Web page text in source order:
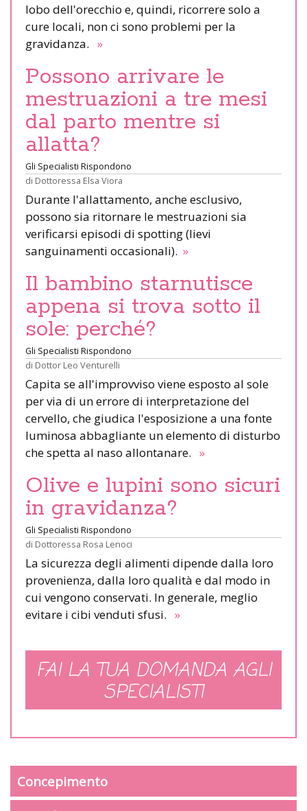
lobo dell'orecchio e, quindi, ricorrere solo a
cure locali, non ci sono problemi per la
gravidanza. »
Possono arrivare le
mestruazioni a tre mesi
dal parto mentre si
allatta?
Gli Specialisti Rispondono
di Dottoressa Elsa Viora
Durante l'allattamento, anche esclusivo,
possono sia ritornare le mestruazioni sia
verificarsi episodi di spotting (lievi
sanguinamenti occasionali). »
Il bambino starnutisce
appena si trova sotto il
sole: perché?
Gli Specialisti Rispondono
di Dottor Leo Venturelli
Capita se all'improvviso viene esposto al sole
per via di un errore di interpretazione del
cervello, che giudica l'esposizione a una fonte
luminosa abbagliante un elemento di disturbo
che spetta al naso allontanare. »
Olive e lupini sono sicuri
in gravidanza?
Gli Specialisti Rispondono
di Dottoressa Rosa Lenoci
La sicurezza degli alimenti dipende dalla loro
provenienza, dalla loro qualità e dal modo in
cui vengono conservati. In generale, meglio
evitare i cibi venduti sfusi. »
FAI LA TUA DOMANDA AGLI
SPECIALISTI
Concepimento